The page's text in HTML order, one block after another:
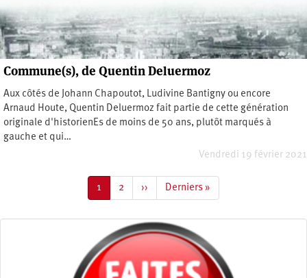
Commune(s), de Quentin Deluermoz
Aux côtés de Johann Chapoutot, Ludivine Bantigny ou encore
Arnaud Houte, Quentin Deluermoz fait partie de cette génération
originale d'historienEs de moins de 50 ans, plutôt marqués à
gauche et qui…
Vendredi 19 février 2021
Page
courante
1 Page
2
Page
suivante
››
Dernière
page
Derniers »